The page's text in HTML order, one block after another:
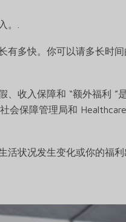
.
多快。你可以请多长时
收入保障和 “额外福利 ”
会保障管理局和
状况发生变化或你的福利